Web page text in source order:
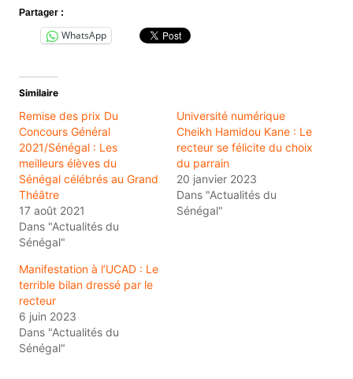
Partager :
WhatsApp
Similaire
Remise des prix Du
Concours Général
2021/Sénégal : Les
meilleurs élèves du
Sénégal célébrés au Grand
Théâtre
17 août 2021
Dans "Actualités du
Sénégal"
Université numérique
Cheikh Hamidou Kane : Le
recteur se félicite du choix
du parrain
20 janvier 2023
Dans "Actualités du
Sénégal"
Manifestation à l’UCAD : Le
terrible bilan dressé par le
recteur
6 juin 2023
Dans "Actualités du
Sénégal"